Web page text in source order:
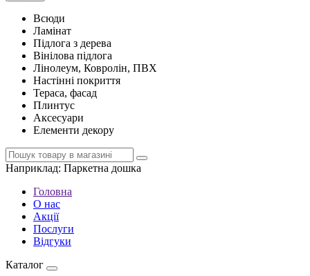
Всюди
Ламінат
Підлога з дерева
Вінілова підлога
Лінолеум, Ковролін, ПВХ
Настінні покриття
Тераса, фасад
Плинтус
Аксесуари
Елементи декору
Наприклад: Паркетна дошка
Головна
О нас
Акції
Послуги
Відгуки
Каталог